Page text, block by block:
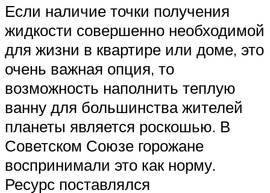
Если наличие точки получения
жидкости совершенно необходимой
для жизни в квартире или доме, это
очень важная опция, то
возможность наполнить теплую
ванну для большинства жителей
планеты является роскошью. В
Советском Союзе горожане
воспринимали это как норму.
Ресурс поставлялся